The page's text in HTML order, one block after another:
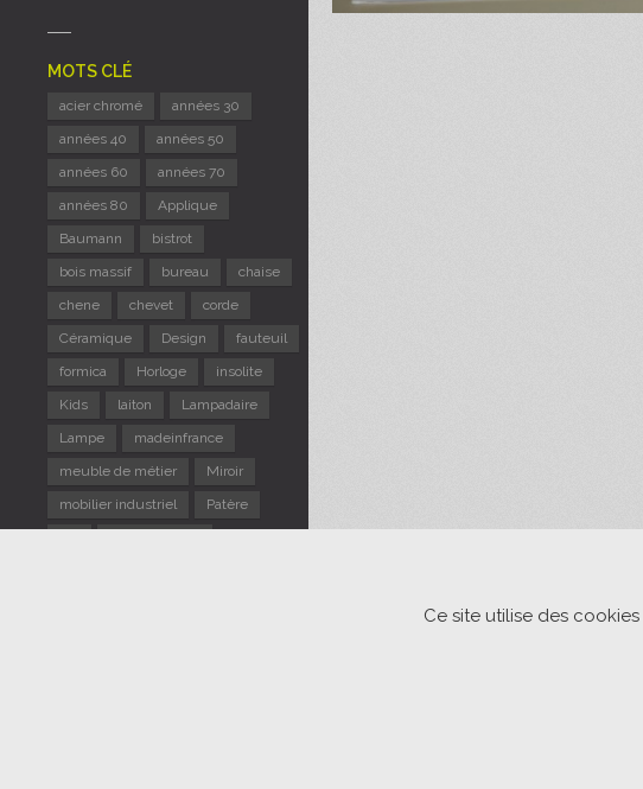
MOTS CLÉ
acier chromé
années 30
années 40
années 50
années 60
années 70
années 80
Applique
Baumann
bistrot
bois massif
bureau
chaise
chene
chevet
corde
Céramique
Design
fauteuil
formica
Horloge
insolite
Kids
laiton
Lampadaire
Lampe
madeinfrance
meuble de métier
Miroir
mobilier industriel
Patère
Ce site utilise des